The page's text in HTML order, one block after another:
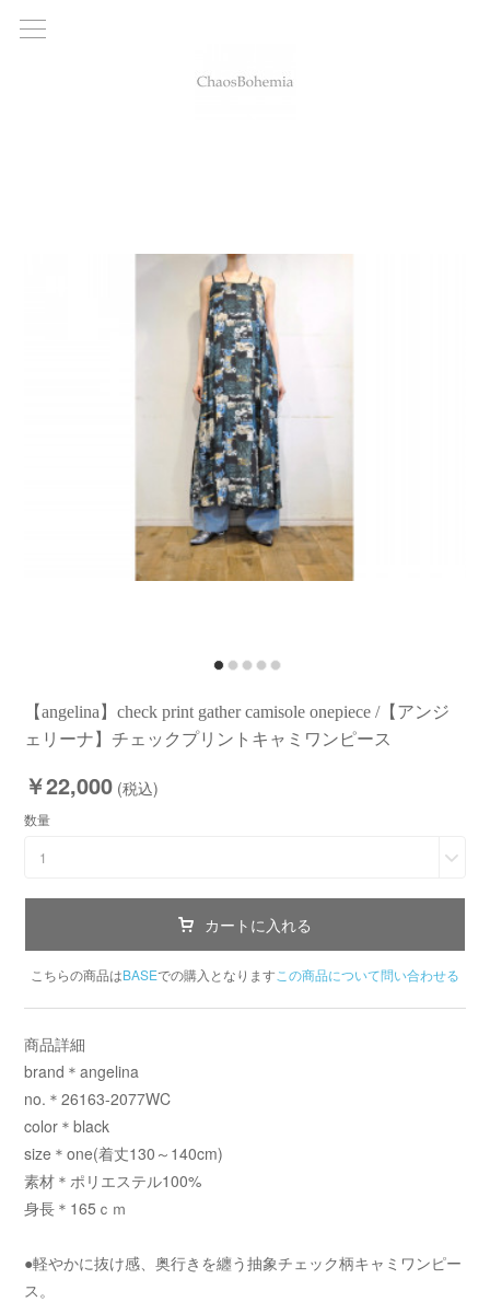
【angelina】check print gather camisole onepiece /【アンジ
ェリーナ】チェックプリントキャミワンピース
￥22,000 (税込)
数量
1
カートに入れる
こちらの商品はBASEでの購入となります この商品について問い合わせる
商品詳細
brand＊angelina
no.＊26163-2077WC
color＊black
size＊one(着丈130～140cm)
素材＊ポリエステル100%
身長＊165ｃｍ
●軽やかに抜け感、奥行きを纏う抽象チェック柄キャミワンピー
ス。